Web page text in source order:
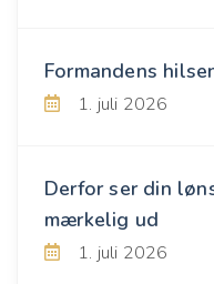
Formandens
1. juli 2026
Derfor ser din
mærkelig ud
1. juli 2026